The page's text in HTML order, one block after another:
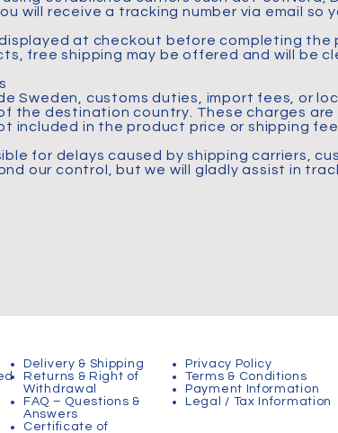
will receive a tracking number via email so
at checkout before completing the
free shipping may be offered and will be
Sweden, customs duties, import fees, or
the destination country. These charges
included in the product price or shipping fee.
for delays caused by shipping carriers,
our control, but we will gladly assist in
Delivery & Shipping
Returns & Right of
Withdrawal
FAQ – Questions &
Answers
Certificate of
Privacy Policy
Terms & Conditions
Payment Information
Legal / Tax Information